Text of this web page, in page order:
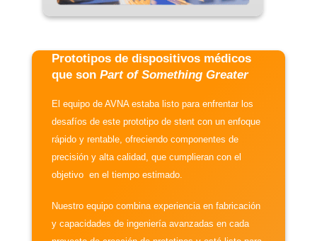
Prototipos de dispositivos médicos
que sonPart of Something Greater
El equipo de AVNA estaba listo para enfrentar los
desafíos de este prototipo de stent con un enfoque
rápido y rentable, ofreciendo componentes de
precisión y alta calidad, que cumplieran con el
objetivo en el tiempo estimado.
Nuestro equipo combina experiencia en fabricación
y capacidades de ingeniería avanzadas en cada